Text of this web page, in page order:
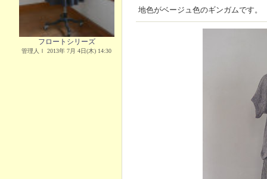
フロートシリーズ
管理人Ｉ 2013年 7月 4日(木) 14:30
地色がベージュ色のギンガムです。